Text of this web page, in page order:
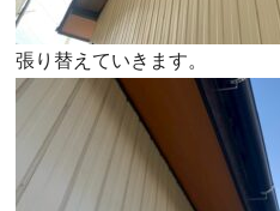
張り替えていきます。